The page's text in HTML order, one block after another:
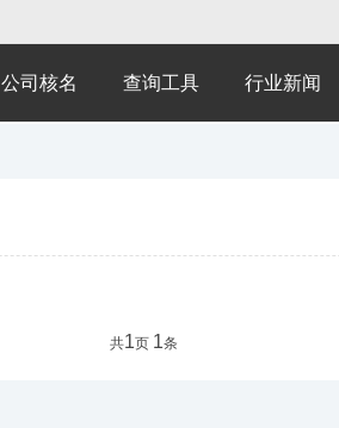
公司核名 查询工具 行业新闻
共1页 1条